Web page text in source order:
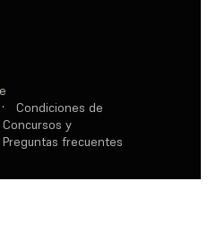
·
Condiciones de
Concursos y
Preguntas frecuentes